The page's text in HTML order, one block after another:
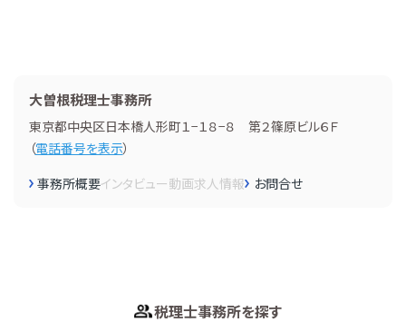
大曽根税理士事務所
東京都中央区日本橋人形町１−１８−８ 第２篠原ビル６Ｆ
（電話番号を表示）
事務所概要インタビュー動画求人情報 お問合せ
税理士事務所を探す